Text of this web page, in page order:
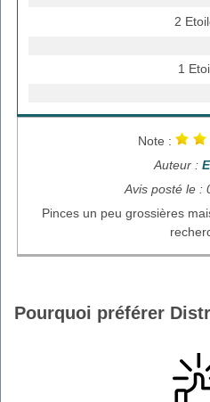
2
1
Note :
Auteur :
Avis posté le :
Pinces un peu grossières
Pourquoi préférer